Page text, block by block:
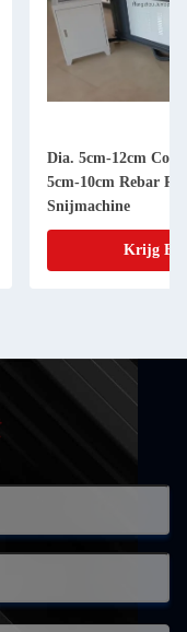
Dia. 5cm-12cm Coil
5cm-10cm Rebar
Snijmachine
Krijg